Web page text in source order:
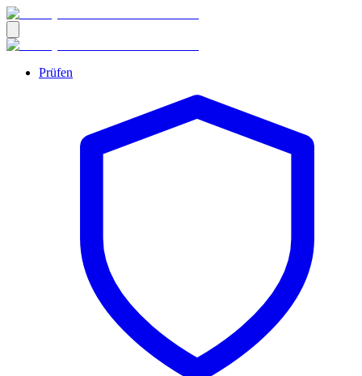
Prüfen